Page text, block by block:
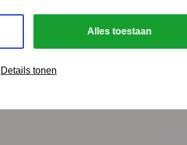
Alles toestaan
Details tonen